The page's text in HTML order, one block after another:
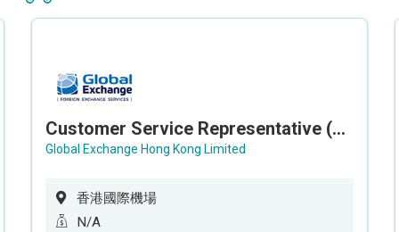
Customer Service Representative (Airport)
Global Exchange Hong Kong Limited
香港國際機場
N/A